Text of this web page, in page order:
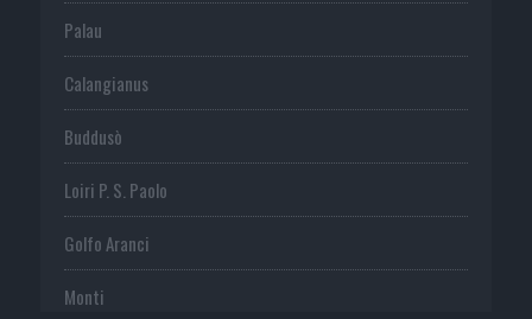
Palau
Calangianus
Buddusò
Loiri P. S. Paolo
Golfo Aranci
Monti